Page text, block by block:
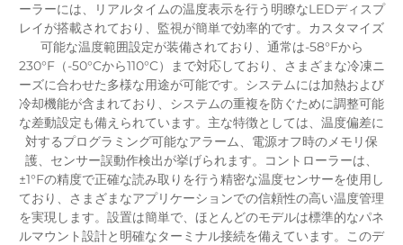
ーラーには、リアルタイムの温度表示を行う明瞭なLEDディスプ
レイが搭載されており、監視が簡単で効率的です。カスタマイズ
可能な温度範囲設定が装備されており、通常は-58°Fから
230°F（-50°Cから110°C）まで対応しており、さまざまな冷凍ニ
ーズに合わせた多様な用途が可能です。システムには加熱および
冷却機能が含まれており、システムの重複を防ぐために調整可能
な差動設定も備えられています。主な特徴としては、温度偏差に
対するプログラミング可能なアラーム、電源オフ時のメモリ保
護、センサー誤動作検出が挙げられます。コントローラーは、
±1°Fの精度で正確な読み取りを行う精密な温度センサーを使用し
ており、さまざまなアプリケーションでの信頼性の高い温度管理
を実現します。設置は簡単で、ほとんどのモデルは標準的なパネ
ルマウント設計と明確なターミナル接続を備えています。このデ